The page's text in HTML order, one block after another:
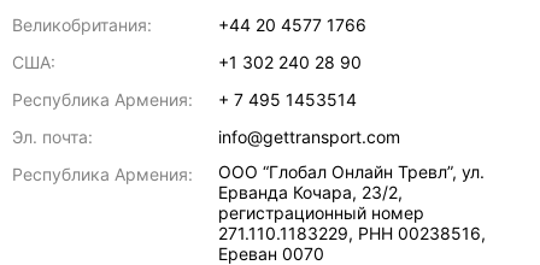
Великобритания:
+44 20 4577 1766
США:
+1 302 240 28 90
Республика Армения:
+ 7 495 1453514
Эл. почта:
info@gettransport.com
Республика Армения:
ООО “Глобал Онлайн Тревл”, ул.
Ерванда Кочара, 23/2,
регистрационный номер
271.110.1183229, РНН 00238516,
Ереван 0070